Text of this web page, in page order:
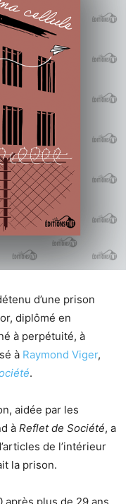
d’une prison
diplômé en
à perpétuité, à
à Raymond Viger,
.
aidée par les
à Reflet de Société, a
de l’intérieur
la prison.